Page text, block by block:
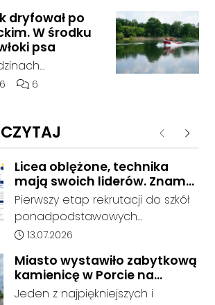
wojewódzkiej nr
Koźlem a
dryfował po
W środku
psa
służby zostały
od
świadka.
zauważyła
wodzie czarny
zawartość
Liczba komentarzy artykułu:
6
Poprzednie
Licea oblężone, technika
mają swoich liderów. Znamy
wstępne wyniki rekrutacji do
szkół w powiecie
Pierwszy etap rekrutacji do szkół
ponadpodstawowych
prowadzonych przez Powiat
coraz wyraźniejsze preferencje
tegorocznych absolwentów szkół
podstawowych. Dane dotyczą
Data dodania artykułu:
13.07.2026
Miasto wystawiło zabytkową
kamienicę w Porcie na
sprzedaż. W dawnym hotelu
Jeden z najpiękniejszych i